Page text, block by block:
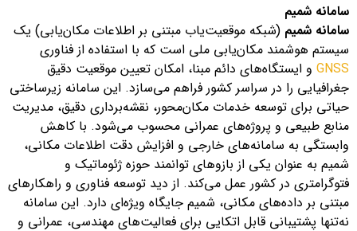
سامانه شمیم
سامانه شمیم (شبکه موقعیت‌یاب مبتنی بر اطلاعات مکان‌یابی) یک
سیستم هوشمند مکان‌یابی ملی است که با استفاده از فناوری
GNSS و ایستگاه‌های دائم مبنا، امکان تعیین موقعیت دقیق
جغرافیایی را در سراسر کشور فراهم می‌سازد. این سامانه زیرساختی
حیاتی برای توسعه خدمات مکان‌محور، نقشه‌برداری دقیق، مدیریت
منابع طبیعی و پروژه‌های عمرانی محسوب می‌شود. با کاهش
وابستگی به سامانه‌های خارجی و افزایش دقت اطلاعات مکانی،
شمیم به عنوان یکی از بازوهای توانمند حوزه ژئوماتیک و
فتوگرامتری در کشور عمل می‌کند. از دید توسعه فناوری و راهکارهای
مبتنی بر داده‌های مکانی، شمیم جایگاه ویژه‌ای دارد. این سامانه
نه‌تنها پشتیبانی قابل اتکایی برای فعالیت‌های مهندسی، عمرانی و